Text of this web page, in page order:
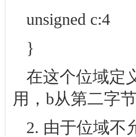
unsigned c:4
}
在这个位域定
用，b从第二字
2. 由于位域不